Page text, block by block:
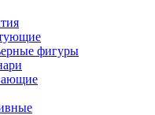
фигуры